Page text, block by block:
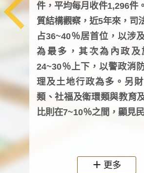
件，平均每月收件1,296件
質結構觀察，近5年來，司
占36~40％居首位，以涉
為最多，其次為內政及
24~30％上下，以警政消
理及土地行政為多。另
類、社福及衛環類與教育
比則在7~10％之間，顯見
更多